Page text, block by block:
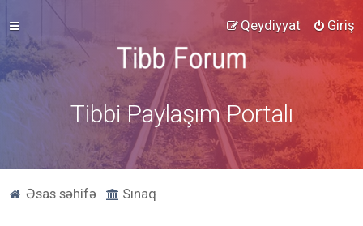
Giriş
Qeydiyyat
Tibbi Paylaşım Portalı
Əsas səhifə Sınaq